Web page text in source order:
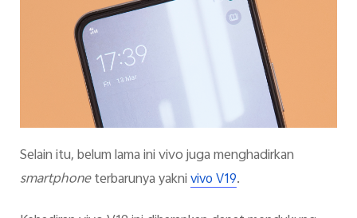
Selain itu, belum lama ini vivo juga menghadirkan
smartphoneterbarunya yaknivivo V19.